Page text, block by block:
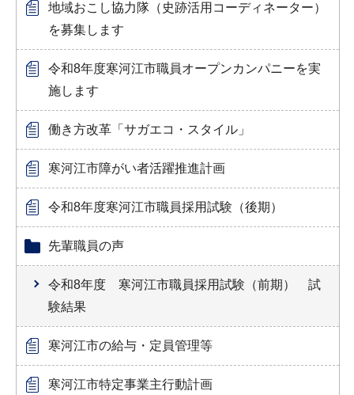
地域おこし協力隊（史跡活用コーディネーター）
を募集します
令和8年度寒河江市職員オープンカンパニーを実
施します
働き方改革「サガエコ・スタイル」
寒河江市障がい者活躍推進計画
令和8年度寒河江市職員採用試験（後期）
先輩職員の声
令和8年度 寒河江市職員採用試験（前期） 試
験結果
寒河江市の給与・定員管理等
寒河江市特定事業主行動計画